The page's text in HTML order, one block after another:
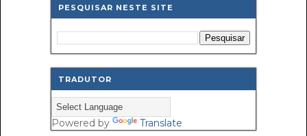
PESQUISAR NESTE SITE
TRADUTOR
Powered by Translate